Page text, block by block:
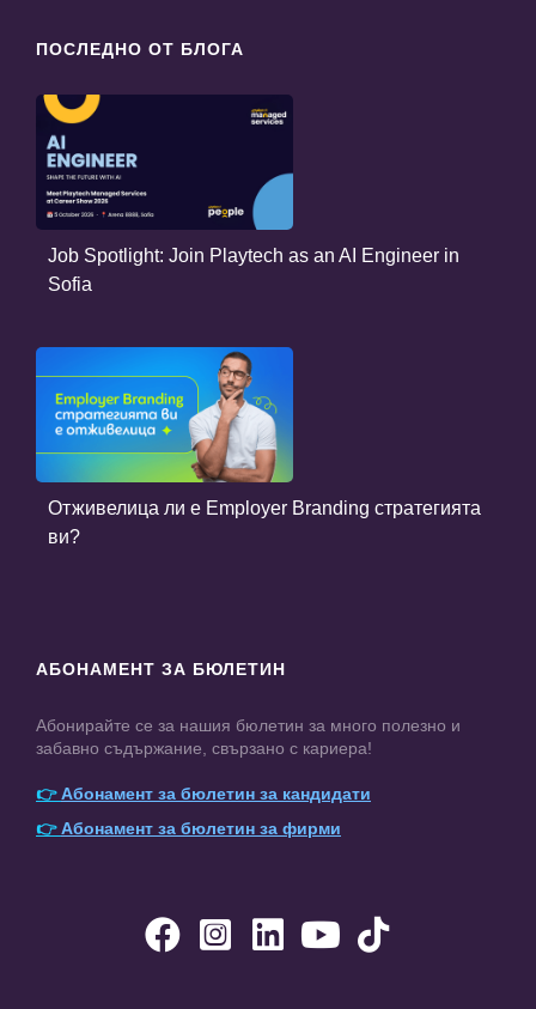
ПОСЛЕДНО ОТ БЛОГА
Job Spotlight: Join Playtech as an AI Engineer in
Sofia
Отживелица ли е Employer Branding стратегията
ви?
АБОНАМЕНТ ЗА БЮЛЕТИН
Абонирайте се за нашия бюлетин за много полезно и
забавно съдържание, свързано с кариера!
👉Абонамент за бюлетин за кандидати
👉Абонамент за бюлетин за фирми
    